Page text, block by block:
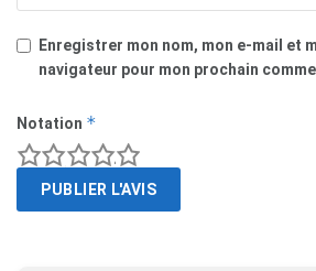
Enregistrer mon nom, mon e-mail et
navigateur pour mon prochain
Notation *
5
4
3
2
1